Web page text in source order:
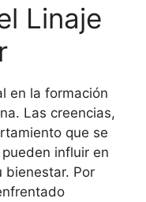
Linaje
en la formación
Las creencias,
que se
influir en
bienestar. Por